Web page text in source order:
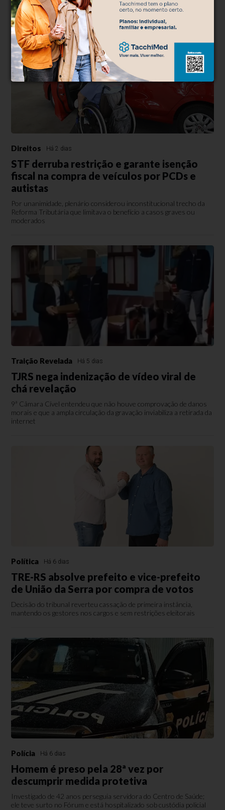
Direitos Há 2 dias
STF derruba restrição e garante isenção
fiscal na compra de veículos por PCDs e
autistas
Por unanimidade, plenário considerou inconstitucional trecho da
Reforma Tributária que limitava o benefício a casos graves ou
moderados
Traição Revelada Há 5 dias
TJRS nega indenização de vídeo viral de
chá revelação
9ª Câmara Cível entendeu que não houve comprovação de danos
morais e que a ampla circulação da gravação inviabiliza a retirada da
internet
Política Há 6 dias
TRE-RS absolve prefeito e vice-prefeito
de União da Serra por compra de votos
Decisão do tribunal reverteu cassação de primeira instância,
mantendo os gestores nos cargos e sem restrições eleitorais
Polícia Há 6 dias
Homem é preso pela 28ª vez por
descumprir medida protetiva
Investigado de 42 anos perseguia servidora do Centro de Saúde;
ele teve surto no Fórum e está hospitalizado sob custódia policial